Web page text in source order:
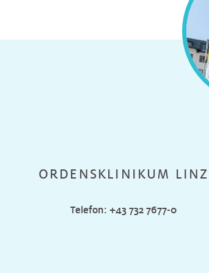
ORDENSKLINIKUM
Telefon: +43 732 7677-0